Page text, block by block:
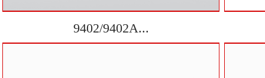
9402/9402A...